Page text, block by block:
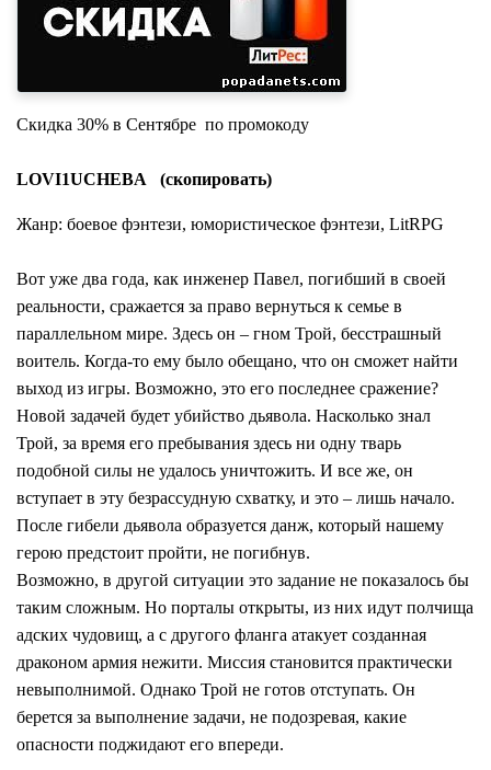
Скидка 30% в Сентябре по промокоду
LOVI1UCHEBA (скопировать)
Жанр: боевое фэнтези, юмористическое фэнтези, LitRPG
Вот уже два года, как инженер Павел, погибший в своей
реальности, сражается за право вернуться к семье в
параллельном мире. Здесь он – гном Трой, бесстрашный
воитель. Когда-то ему было обещано, что он сможет найти
выход из игры. Возможно, это его последнее сражение?
Новой задачей будет убийство дьявола. Насколько знал
Трой, за время его пребывания здесь ни одну тварь
подобной силы не удалось уничтожить. И все же, он
вступает в эту безрассудную схватку, и это – лишь начало.
После гибели дьявола образуется данж, который нашему
герою предстоит пройти, не погибнув.
Возможно, в другой ситуации это задание не показалось бы
таким сложным. Но порталы открыты, из них идут полчища
адских чудовищ, а с другого фланга атакует созданная
драконом армия нежити. Миссия становится практически
невыполнимой. Однако Трой не готов отступать. Он
берется за выполнение задачи, не подозревая, какие
опасности поджидают его впереди.